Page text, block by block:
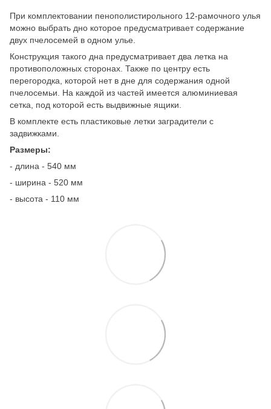
При комплектовании пенополистирольного 12-рамочного улья
можно выбрать дно которое предусматривает содержание
двух пчелосемей в одном улье.
Конструкция такого дна предусматривает два летка на
противоположных сторонах. Также по центру есть
перегородка, которой нет в дне для содержания одной
пчелосемьи. На каждой из частей имеется алюминиевая
сетка, под которой есть выдвижные ящики.
В комплекте есть пластиковые летки заградители с
задвижками.
Размеры:
- длина - 540 мм
- ширина - 520 мм
- высота - 110 мм